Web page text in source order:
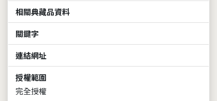
相關典藏品資料
關鍵字
連結網址
授權範圍
完全授權